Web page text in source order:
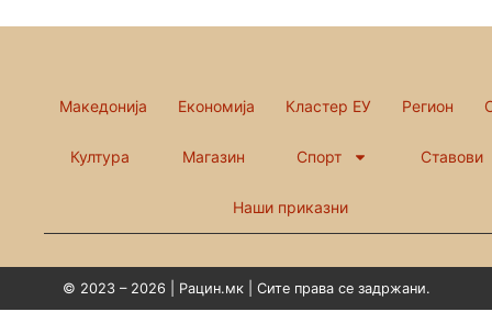
Македонија Економија Кластер ЕУ Регион
Култура Магазин Спорт Ставови
Наши приказни
© 2023 – 2026 | Рацин.мк | Сите права се задржани.